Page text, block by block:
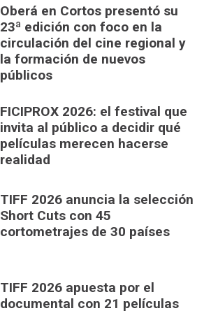
Oberá en Cortos presentó su
23ª edición con foco en la
circulación del cine regional y
la formación de nuevos
públicos
FICIPROX 2026: el festival que
invita al público a decidir qué
películas merecen hacerse
realidad
TIFF 2026 anuncia la selección
Short Cuts con 45
cortometrajes de 30 países
TIFF 2026 apuesta por el
documental con 21 películas